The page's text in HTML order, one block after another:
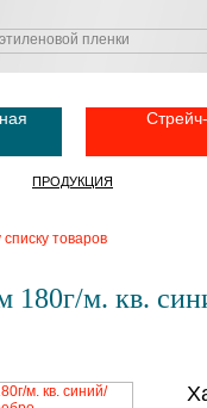
ПРОДУКЦИЯ
товаров
180г/м. кв.